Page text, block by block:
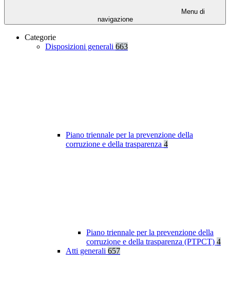
Menu di
navigazione
Categorie
Disposizioni generali 663
Piano triennale per la prevenzione della
corruzione e della trasparenza 4
Piano triennale per la prevenzione della
corruzione e della trasparenza (PTPCT) 4
Atti generali 657